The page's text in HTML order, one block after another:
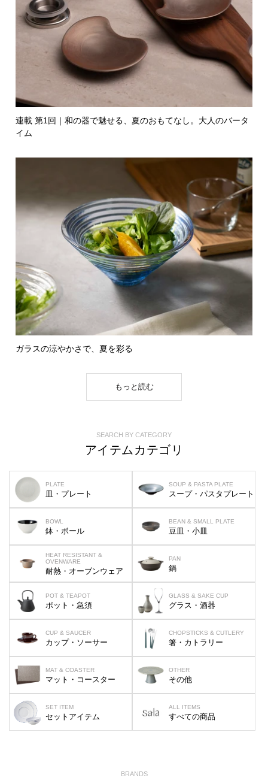
連載 第1回｜和の器で魅せる、夏のおもてなし。大人のバータ
イム
ガラスの涼やかさで、夏を彩る
もっと読む
SEARCH BY CATEGORY
アイテムカテゴリ
PLATE
皿・プレート
SOUP & PASTA PLATE
スープ・パスタプレート
BOWL
鉢・ボール
BEAN & SMALL PLATE
豆皿・小皿
HEAT RESISTANT &
OVENWARE
耐熱・オーブンウェア
PAN
鍋
POT & TEAPOT
ポット・急須
GLASS & SAKE CUP
グラス・酒器
CUP & SAUCER
カップ・ソーサー
CHOPSTICKS & CUTLERY
箸・カトラリー
MAT & COASTER
マット・コースター
OTHER
その他
SET ITEM
セットアイテム
ALL ITEMS
すべての商品
BRANDS